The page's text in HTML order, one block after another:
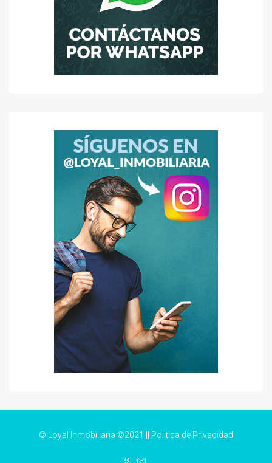
© Loyal Inmobiliaria ©2021 || Politica de Privacidad